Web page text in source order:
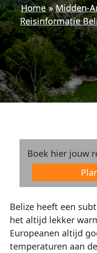
Home Midden-
Reisinformatie
Boek hier jouw
Belize heeft een
het altijd lekker
Europeanen altijd
temperaturen aan